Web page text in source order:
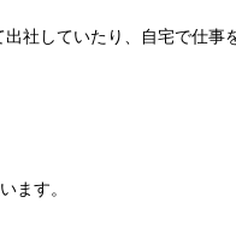
社していたり、自宅で仕事
ます。